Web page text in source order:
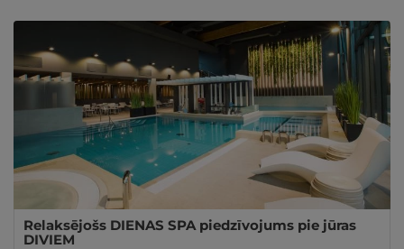
Relaksējošs DIENAS SPA piedzīvojums pie jūras
DIVIEM